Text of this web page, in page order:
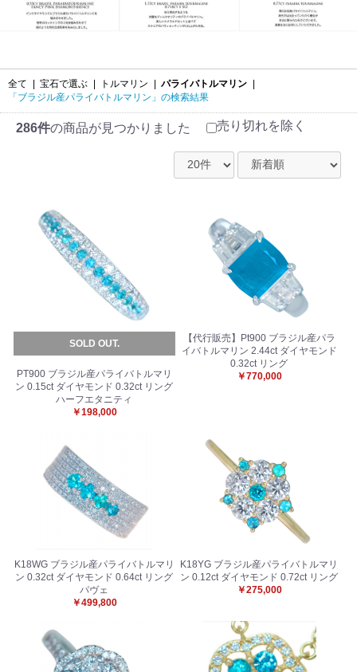
全て 宝石で選ぶ トルマリン パライバトルマリン
「ブラジル産パライバトルマリン」の検索結果
286件の商品が見つかりました 売り切れを除く
SOLD OUT.
PT900 ブラジル産パライバトルマリ
ン 0.15ct ダイヤモンド 0.32ct リング
ハーフエタニティ
￥198,000
【代行販売】Pt900 ブラジル産パラ
イバトルマリン 2.44ct ダイヤモンド
0.32ct リング
￥770,000
K18WG ブラジル産パライバトルマリ
ン 0.32ct ダイヤモンド 0.64ct リング
パヴェ
￥499,800
K18YG ブラジル産パライバトルマリ
ン 0.12ct ダイヤモンド 0.72ct リング
￥275,000